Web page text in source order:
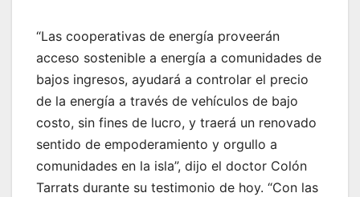
“Las cooperativas de energía proveerán
acceso sostenible a energía a comunidades de
bajos ingresos, ayudará a controlar el precio
de la energía a través de vehículos de bajo
costo, sin fines de lucro, y traerá un renovado
sentido de empoderamiento y orgullo a
comunidades en la isla”, dijo el doctor Colón
Tarrats durante su testimonio de hoy. “Con las